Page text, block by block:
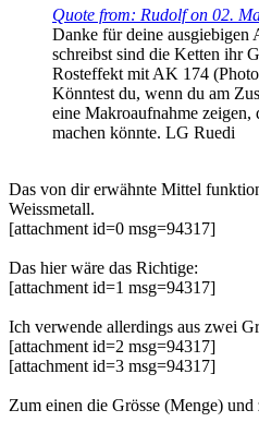
Quote from: Rudolf on 02.
Danke für deine ausgiebigen
schreibst sind die Ketten ihr
Rosteffekt mit AK 174
Könntest du, wenn du am
eine Makroaufnahme
machen könnte. LG Ruedi
Das von dir erwähnte Mittel
Weissmetall.
[attachment id=0 msg=94317]
Das hier wäre das Richtige:
[attachment id=1 msg=94317]
Ich verwende allerdings aus zwei
[attachment id=2 msg=94317]
[attachment id=3 msg=94317]
Zum einen die Grösse (Menge) und